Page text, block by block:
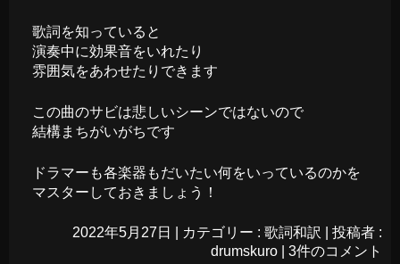
歌詞を知っていると
演奏中に効果音をいれたり
雰囲気をあわせたりできます
この曲のサビは悲しいシーンではないので
結構まちがいがちです
ドラマーも各楽器もだいたい何をいっているのかを
マスターしておきましょう！
2022年5月27日 カテゴリー : 歌詞和訳
投稿者 :
drumskuro
3件のコメント